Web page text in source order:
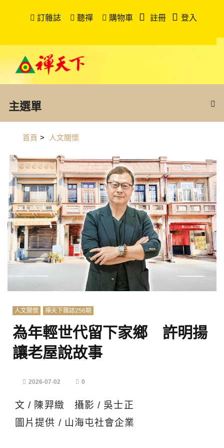
訂雜誌 聽禪 購物車 註冊 登入
主選單
首頁 > 人文關懷
人文關懷 禪天下雜誌256期
為年輕世代留下家鄉 許明揚
讓老屋說故事
2026-07-02 0
文 / 陳羿緻 攝影 / 吳士正
圖片提供 / 山海屯社會企業